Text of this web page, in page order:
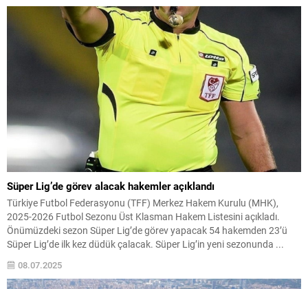
Süper Lig’de görev alacak hakemler açıklandı
Türkiye Futbol Federasyonu (TFF) Merkez Hakem Kurulu (MHK),
2025-2026 Futbol Sezonu Üst Klasman Hakem Listesini açıkladı.
Önümüzdeki sezon Süper Lig’de görev yapacak 54 hakemden 23’ü
Süper Lig’de ilk kez düdük çalacak. Süper Lig’in yeni sezonunda ...
08.07.2025